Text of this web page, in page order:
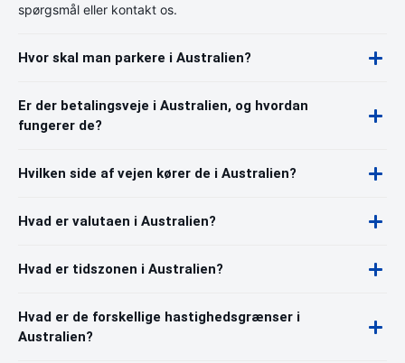
spørgsmål eller kontakt os.
Hvor skal man parkere i Australien?
Er der betalingsveje i Australien, og hvordan
fungerer de?
Hvilken side af vejen kører de i Australien?
Hvad er valutaen i Australien?
Hvad er tidszonen i Australien?
Hvad er de forskellige hastighedsgrænser i
Australien?